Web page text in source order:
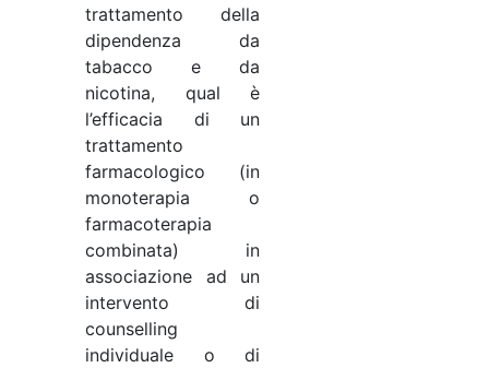
trattamento della
dipendenza da
tabacco e da
nicotina, qual è
l’efficacia di un
trattamento
farmacologico (in
monoterapia o
farmacoterapia
combinata) in
associazione ad un
intervento di
counselling
individuale o di